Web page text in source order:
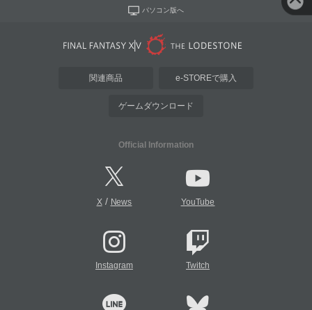
パソコン版へ
関連商品 e-STOREで購入
ゲームダウンロード
Official Information
X/ News YouTube
Instagram Twitch